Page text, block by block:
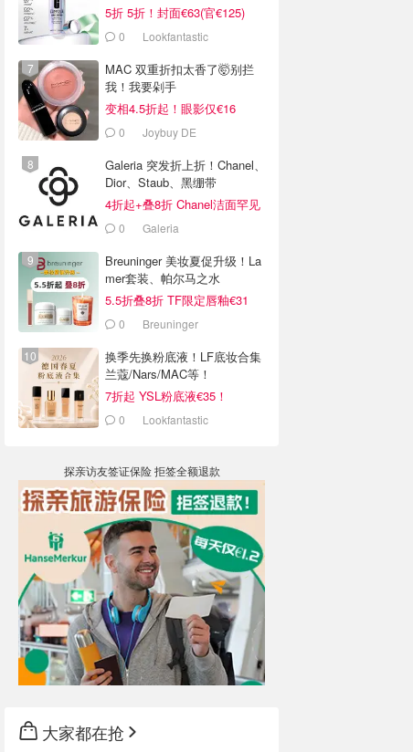
5折 5折！封面€63(官€125)
0 Lookfantastic
MAC 双重折扣太香了🤯别拦
我！我要剁手
变相4.5折起！眼影仅€16
0 Joybuy DE
Galeria 突发折上折！Chanel、
Dior、Staub、黑绷带
4折起+叠8折 Chanel洁面罕见
€430 Galeria
Breuninger 美妆夏促升级！La
mer套装、帕尔马之水
5.5折叠8折 TF限定唇釉€31
0 Breuninger
换季先换粉底液！LF底妆合集
兰蔻/Nars/MAC等！
7折起 YSL粉底液€35！
0 Lookfantastic
探亲访友签证保险 拒签全额退款
大家都在抢